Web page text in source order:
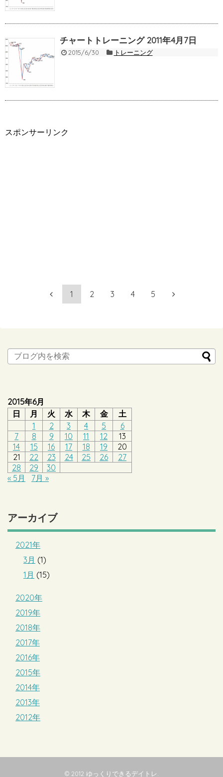
チャートトレーニング 2011年4月7日
2015/6/30 トレーニング
スポンサーリンク
1 2 3 4 5
2015年6月
日
月 火 水 木 金
土
1
2 3 4 5
6
7
8 9 10 11 12
13
14
15 16 17 18 19
20
21
22 23 24 25 26
27
28
29
30
« 5月
7月 »
アーカイブ
2021年
3月 (1)
1月 (15)
2020年
2019年
2018年
2017年
2016年
2015年
2014年
2013年
2012年
© 2012 ゆっくりできるデイトレ.